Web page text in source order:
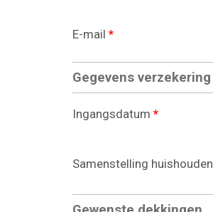
E-mail *
Gegevens verzekering
Ingangsdatum *
Samenstelling huishouden